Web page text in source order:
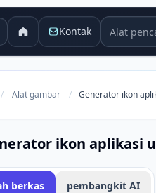
Kontak Alat
/ Alat gambar / Generator ikon
ikon aplikasi
berkas pembangkit AI